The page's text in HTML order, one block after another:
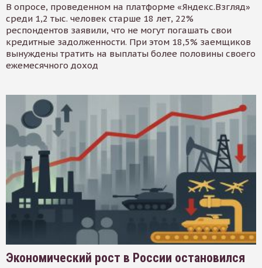
В опросе, проведенном на платформе «Яндекс.Взгляд»
среди 1,2 тыс. человек старше 18 лет, 22%
респондентов заявили, что не могут погашать свои
кредитные задолженности. При этом 18,5% заемщиков
вынуждены тратить на выплаты более половины своего
ежемесячного доход
Экономический рост в России остановился